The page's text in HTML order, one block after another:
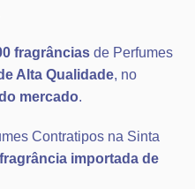
fragrâncias de Perfumes
Alta Qualidade, no
mercado.
Contratipos na Sinta
fragrância importada de